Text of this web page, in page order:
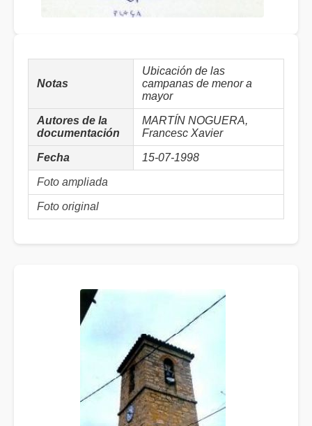
Notas
Ubicación de las
campanas de menor a
mayor
Autores de la
documentación
MARTÍN NOGUERA,
Francesc Xavier
Fecha 15-07-1998
Foto ampliada
Foto original